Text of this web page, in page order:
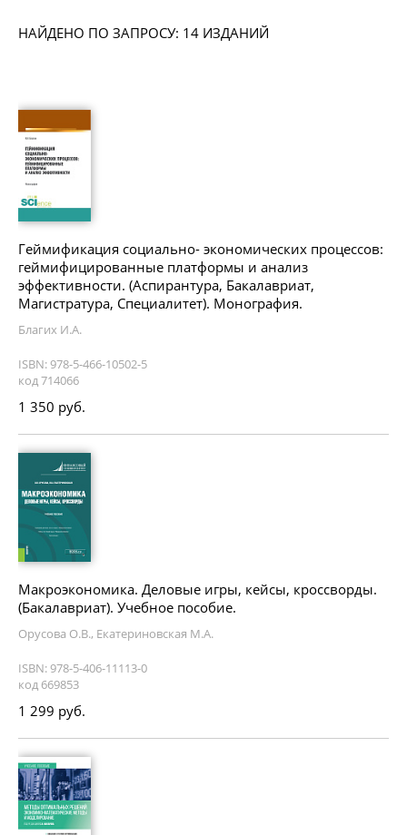
НАЙДЕНО ПО ЗАПРОСУ: 14 ИЗДАНИЙ
Геймификация социально- экономических процессов:
геймифицированные платформы и анализ
эффективности. (Аспирантура, Бакалавриат,
Магистратура, Специалитет). Монография.
Благих И.А.
ISBN: 978-5-466-10502-5
код 714066
1 350 руб.
Макроэкономика. Деловые игры, кейсы, кроссворды.
(Бакалавриат). Учебное пособие.
Орусова О.В., Екатериновская М.А.
ISBN: 978-5-406-11113-0
код 669853
1 299 руб.